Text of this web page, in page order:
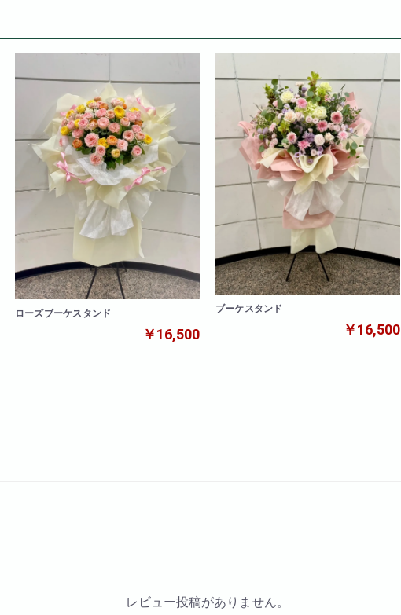
ローズブーケスタンド
￥16,500
ブーケスタンド
￥16,500
レビュー投稿がありません。